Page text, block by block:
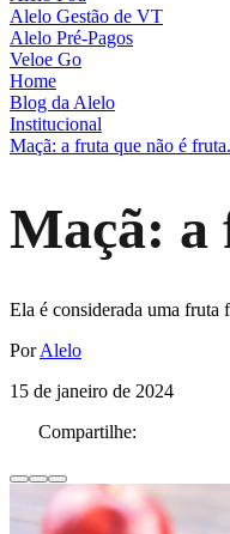
Alelo Gestão de VT
Alelo Pré-Pagos
Veloe Go
Home
Blog da Alelo
Institucional
Maçã: a fruta que não é fruta.
Maçã: a
Ela é considerada uma fruta
PorAlelo
15 de janeiro de 2024
Compartilhe: